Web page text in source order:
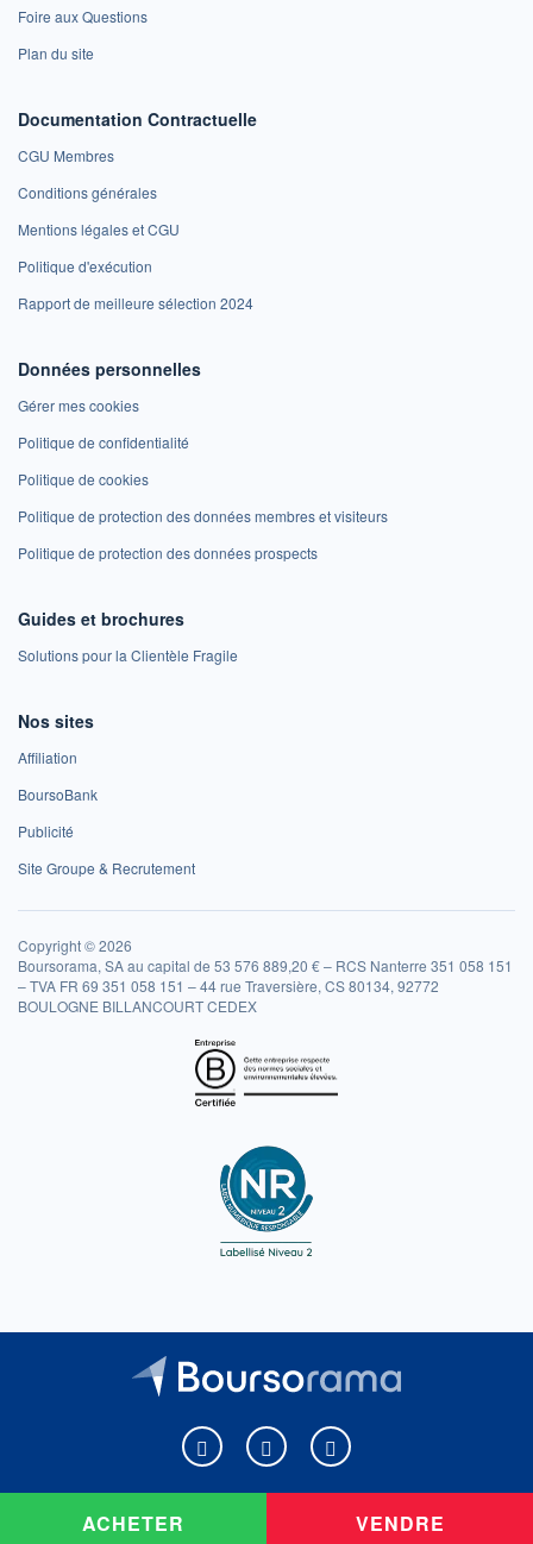
ACHETER VENDRE
Foire aux Questions
Plan du site
Documentation Contractuelle
CGU Membres
Conditions générales
Mentions légales et CGU
Politique d'exécution
Rapport de meilleure sélection 2024
Données personnelles
Gérer mes cookies
Politique de confidentialité
Politique de cookies
Politique de protection des données membres et visiteurs
Politique de protection des données prospects
Guides et brochures
Solutions pour la Clientèle Fragile
Nos sites
Affiliation
BoursoBank
Publicité
Site Groupe & Recrutement
Copyright © 2026
Boursorama, SA au capital de 53 576 889,20 € – RCS Nanterre 351 058 151
– TVA FR 69 351 058 151 – 44 rue Traversière, CS 80134, 92772
BOULOGNE BILLANCOURT CEDEX
Boursorama sur Facebook
Boursorama sur XBoursorama sur